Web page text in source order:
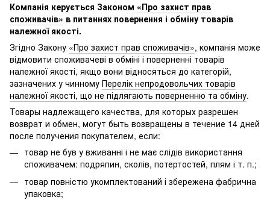
Компанія керується Законом «Про захист прав
споживачів» в питаннях повернення і обміну товарів
належної якості.
Згідно Закону «Про захист прав споживачів», компанія може
відмовити споживачеві в обміні і поверненні товарів
належної якості, якщо вони відносяться до категорій,
зазначених у чинному Перелік непродовольчих товарів
належної якості, що не підлягають поверненню та обміну.
Товары надлежащего качества, для которых разрешен
возврат и обмен, могут быть возвращены в течение 14 дней
после получения покупателем, если:
товар не був у вживанні і не має слідів використання
споживачем: подряпин, сколів, потертостей, плям і т. п.;
товар повністю укомплектований і збережена фабрична
упаковка;